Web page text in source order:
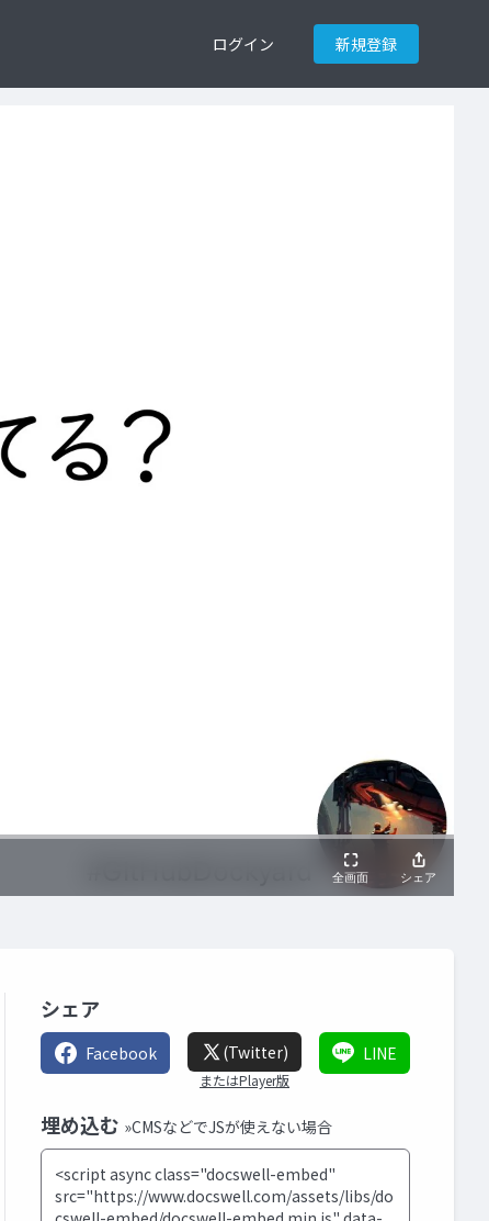
ログイン 新規登録
シェア
Facebook (Twitter)
またはPlayer版
LINE
埋め込む »CMSなどでJSが使えない場合